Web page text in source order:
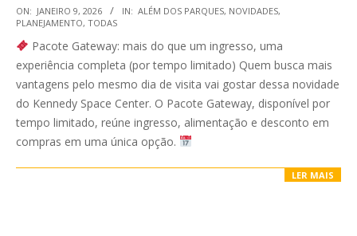
2026-
01-
09
ON: JANEIRO 9, 2026 IN: ALÉM DOS PARQUES, NOVIDADES,
PLANEJAMENTO, TODAS
Pacote Gateway: mais do que um ingresso, uma
experiência completa (por tempo limitado) Quem busca mais
vantagens pelo mesmo dia de visita vai gostar dessa novidade
do Kennedy Space Center. O Pacote Gateway, disponível por
tempo limitado, reúne ingresso, alimentação e desconto em
compras em uma única opção.
LER MAIS